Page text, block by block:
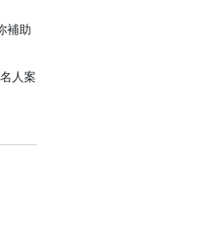
補助
人案